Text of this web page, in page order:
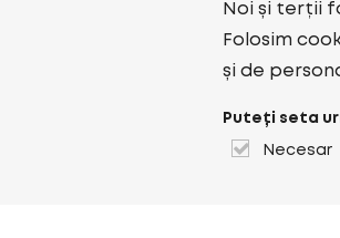
Noi și terții
Folosim
și de
Puteți seta
Necesar